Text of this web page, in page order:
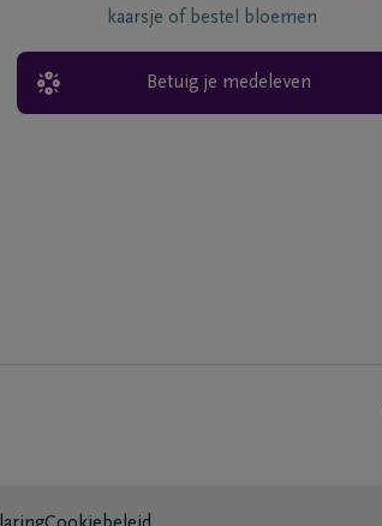
kaarsje of bestel bloemen
Betuig je medeleven